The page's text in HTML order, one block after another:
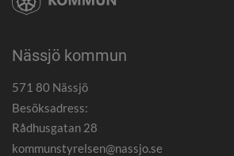
Nässjö kommun
571 80 Nässjö
Besöksadress:
Rådhusgatan 28
kommunstyrelsen@nassjo.se